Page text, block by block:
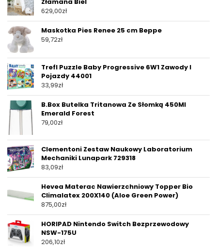
629,00zł
Maskotka Pies Renee 25 cm Beppe
59,72zł
Trefl Puzzle Baby Progressive 6W1 Zawody I
Pojazdy 44001
33,99zł
B.Box Butelka Tritanowa Ze Słomką 450Ml
Emerald Forest
79,00zł
Clementoni Zestaw Naukowy Laboratorium
Mechaniki Lunapark 729318
83,09zł
Hevea Materac Nawierzchniowy Topper Bio
Climalatex 200X140 (Aloe Green Power)
875,00zł
HORIPAD Nintendo Switch Bezprzewodowy
NSW-175U
206,10zł